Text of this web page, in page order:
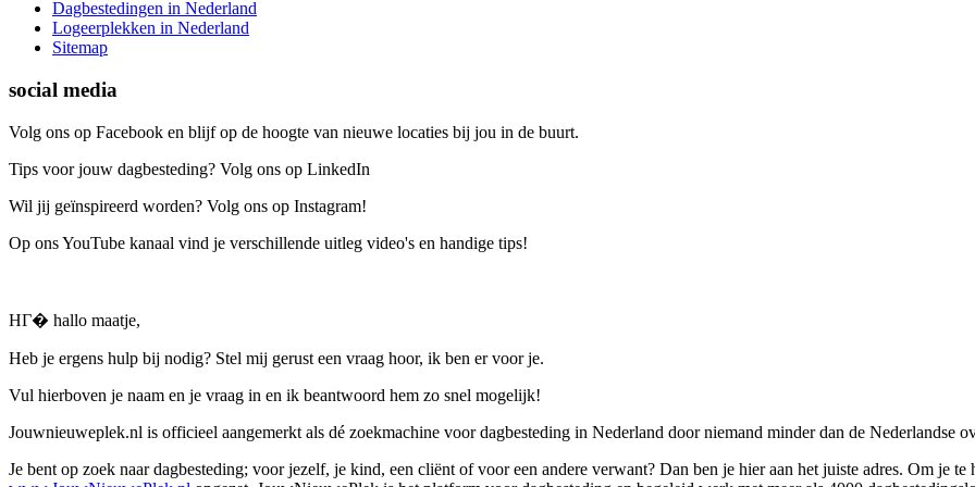
Dagbestedingen in Nederland
Logeerplekken in Nederland
Sitemap
social media
Volg ons op Facebook en blijf op de hoogte van nieuwe locaties bij jou in de buurt.
Tips voor jouw dagbesteding? Volg ons op LinkedIn
Wil jij geïnspireerd worden? Volg ons op Instagram!
Op ons YouTube kanaal vind je verschillende uitleg video's en handige tips!
HГ� hallo maatje,
Heb je ergens hulp bij nodig? Stel mij gerust een vraag hoor, ik ben er voor je.
Vul hierboven je naam en je vraag in en ik beantwoord hem zo snel mogelijk!
Jouwnieuweplek.nl is officieel aangemerkt als dé zoekmachine voor dagbesteding in Nederland door niemand minder dan de Nederlandse
Je bent op zoek naar dagbesteding; voor jezelf, je kind, een cliënt of voor een andere verwant? Dan ben je hier aan het juiste adres. Om je